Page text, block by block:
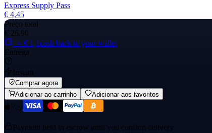
Express Supply Pass
€ 4,45
Preço total
€ 26,90
+≈ € 1,1cash back to your wallet
Entrega
Instant
Comprar agora
Adicionar ao carrinho
Adicionar aos favoritos
Payment held in escrow until you confirm delivery